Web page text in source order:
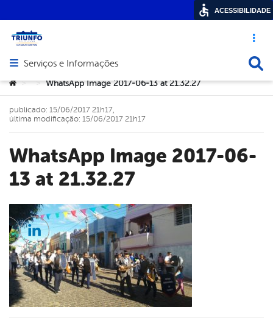
Acesso
Abrir menu principal de navegação
Serviços e Informações
Você está aqui:
> > WhatsApp Image 2017-06-13 at 21.32.27
WhatsApp Image 2017-06-
13 at 21.32.27
publicado: 15/06/2017 21h17,
última modificação: 15/06/2017 21h17
Twitter
Linkedin
ACESSIBILIDADE